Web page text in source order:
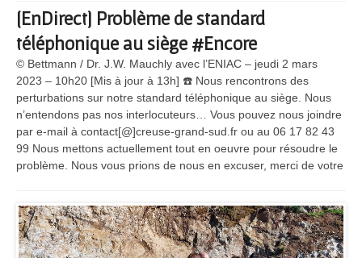
[EnDirect] Problème de standard
téléphonique au siège #Encore
© Bettmann / Dr. J.W. Mauchly avec l’ENIAC – jeudi 2 mars
2023 – 10h20 [Mis à jour à 13h] ☎️ Nous rencontrons des
perturbations sur notre standard téléphonique au siège. Nous
n’entendons pas nos interlocuteurs… Vous pouvez nous joindre
par e-mail à contact[@]creuse-grand-sud.fr ou au 06 17 82 43
99 Nous mettons actuellement tout en oeuvre pour résoudre le
problème. Nous vous prions de nous en excuser, merci de votre